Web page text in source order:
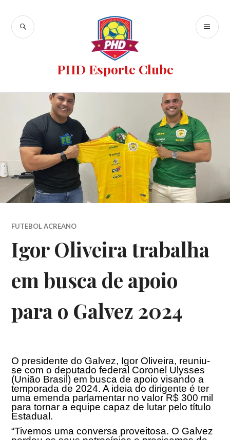
PHD Esporte Clube
FUTEBOL ACREANO
Igor Oliveira trabalha
em busca de apoio
para o Galvez 2024
O presidente do Galvez, Igor Oliveira, reuniu-
se com o deputado federal Coronel Ulysses
(União Brasil) em busca de apoio visando a
temporada de 2024. A ideia do dirigente é ter
uma emenda parlamentar no valor R$ 300 mil
para tornar a equipe capaz de lutar pelo título
Estadual.
“Tivemos uma conversa proveitosa. O Galvez